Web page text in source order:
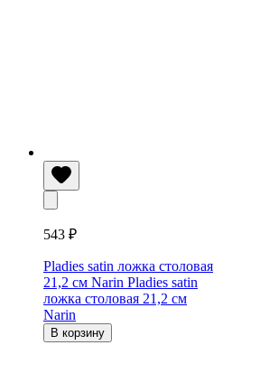
543 ₽
Pladies satin ложка столовая
21,2 см Narin Pladies satin
ложка столовая 21,2 см
Narin
В корзину